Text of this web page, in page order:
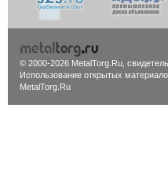
© 2000-2026 MetalTorg.Ru,
Использование открытых
MetalTorg.Ru